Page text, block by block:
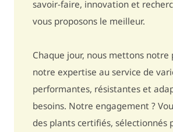
Poids sous eau
Matière sèche
Type de cuisson
savoir-faire, innovation et
vous proposons le meilleur.
Chaque jour, nous mettons notre
notre expertise au service de
performantes, résistantes et
besoins. Notre engagement ?
des plants certifiés, sélectionnés